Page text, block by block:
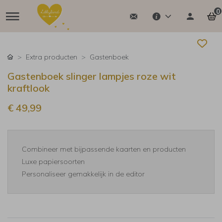
0
Extra producten Gastenboek
Gastenboek slinger lampjes roze wit
kraftlook
€ 49,99
Combineer met bijpassende kaarten en producten
Luxe papiersoorten
Personaliseer gemakkelijk in de editor